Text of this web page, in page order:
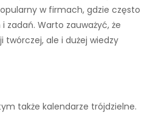
w firmach, gdzie często
zadań. Warto zauważyć, że
ale i dużej wiedzy
także kalendarze trójdzielne.